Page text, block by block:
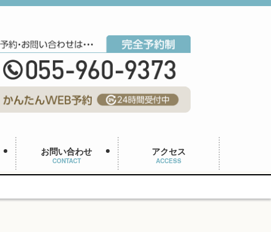
お問い合わせ
CONTACT
アクセス
ACCESS